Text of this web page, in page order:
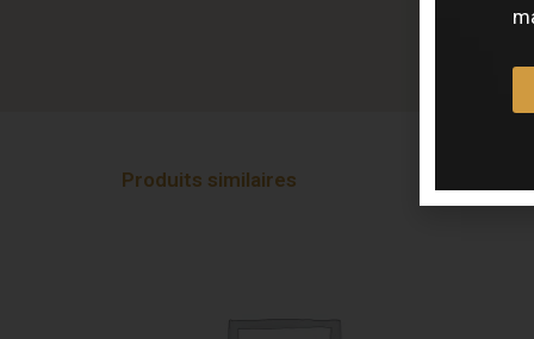
Produits similaires